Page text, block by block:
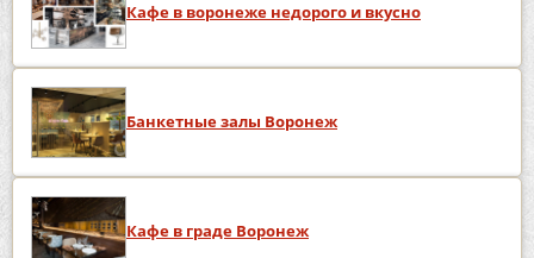
Кафе в воронеже недорого и вкусно
Банкетные залы Воронеж
Кафе в граде Воронеж